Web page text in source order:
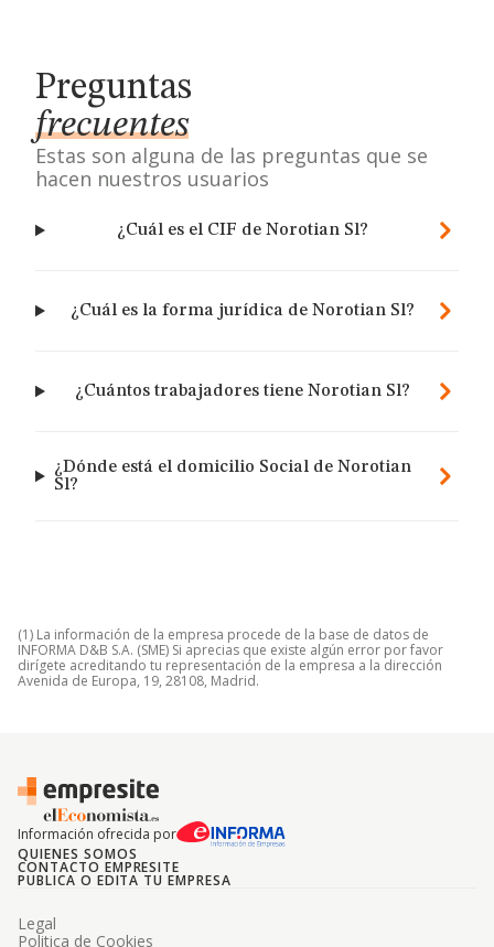
Preguntas
frecuentes
Estas son alguna de las preguntas que se
hacen nuestros usuarios
¿Cuál es el CIF de Norotian Sl?
¿Cuál es la forma jurídica de Norotian Sl?
¿Cuántos trabajadores tiene Norotian Sl?
¿Dónde está el domicilio Social de Norotian
Sl?
(1) La información de la empresa procede de la base de datos de
INFORMA D&B S.A. (SME) Si aprecias que existe algún error por favor
dirígete acreditando tu representación de la empresa a la dirección
Avenida de Europa, 19, 28108, Madrid.
Información ofrecida por
QUIENES SOMOS
CONTACTO EMPRESITE
PUBLICA O EDITA TU EMPRESA
Legal
Politica de Cookies